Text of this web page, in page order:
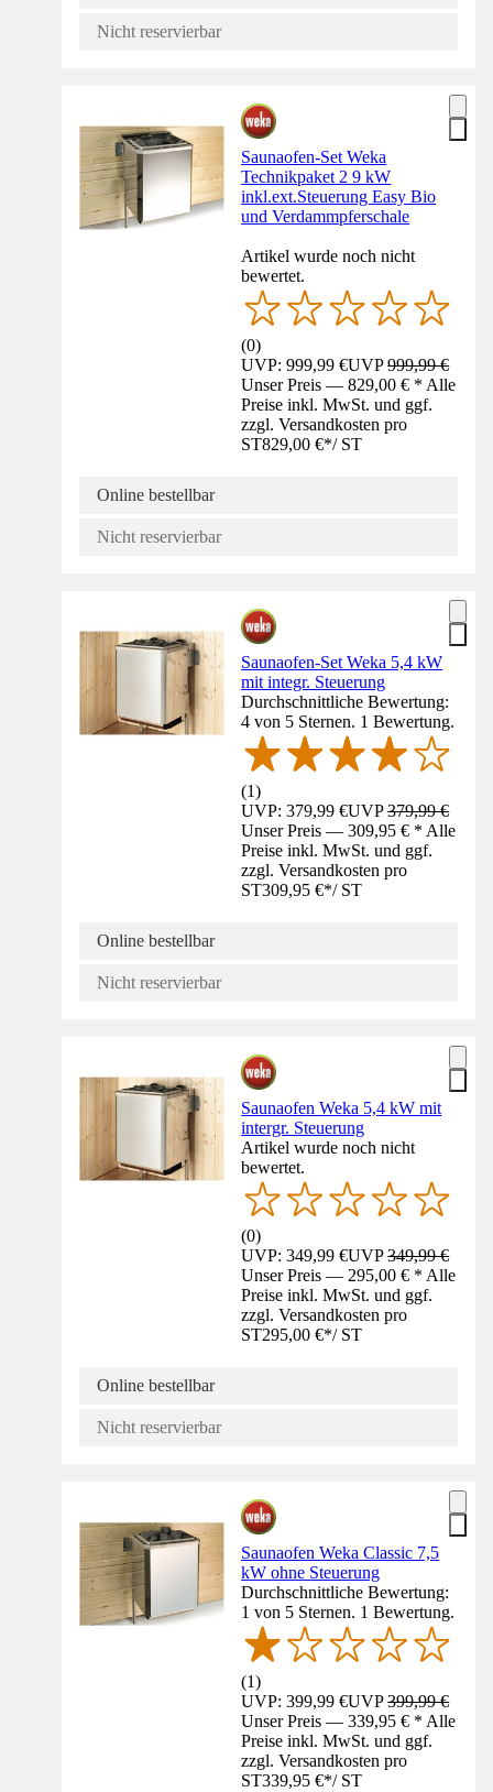
Nicht reservierbar
Saunaofen-Set Weka
Technikpaket 2 9 kW
inkl.ext.Steuerung Easy Bio
und Verdammpferschale
Artikel wurde noch nicht
bewertet.
(0)
UVP: 999,99 €UVP999,99 €
Unser Preis — 829,00 € * Alle
Preise inkl. MwSt. und ggf.
zzgl. Versandkosten pro
ST829,00 €*/ ST
Online bestellbar
Nicht reservierbar
Saunaofen-Set Weka 5,4 kW
mit integr. Steuerung
Durchschnittliche Bewertung:
4 von 5 Sternen. 1 Bewertung.
(1)
UVP: 379,99 €UVP379,99 €
Unser Preis — 309,95 € * Alle
Preise inkl. MwSt. und ggf.
zzgl. Versandkosten pro
ST309,95 €*/ ST
Online bestellbar
Nicht reservierbar
Saunaofen Weka 5,4 kW mit
intergr. Steuerung
Artikel wurde noch nicht
bewertet.
(0)
UVP: 349,99 €UVP349,99 €
Unser Preis — 295,00 € * Alle
Preise inkl. MwSt. und ggf.
zzgl. Versandkosten pro
ST295,00 €*/ ST
Online bestellbar
Nicht reservierbar
Saunaofen Weka Classic 7,5
kW ohne Steuerung
Durchschnittliche Bewertung:
1 von 5 Sternen. 1 Bewertung.
(1)
UVP: 399,99 €UVP399,99 €
Unser Preis — 339,95 € * Alle
Preise inkl. MwSt. und ggf.
zzgl. Versandkosten pro
ST339,95 €*/ ST